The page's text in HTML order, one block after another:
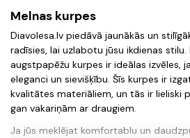
Melnas kurpes
Diavolesa.lv piedāvā jaunākās un
radīsies, lai uzlabotu jūsu ikdienas stilu.
augstpapēžu kurpes ir ideālas izvēles,
eleganci un sievišķību. Šīs kurpes ir
kvalitātes materiāliem, un tās ir lieliski
gan vakariņām ar draugiem.
Ja jūs meklējat komfortablu un